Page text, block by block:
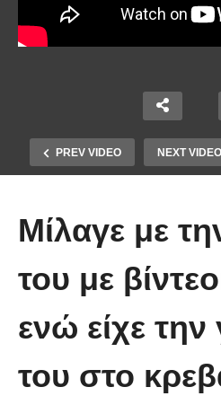
PREV VIDEO NEXT VIDEO
Απολαυστικοί
άλλον
Μίλαγε με
του με
ενώ είχε
του στο